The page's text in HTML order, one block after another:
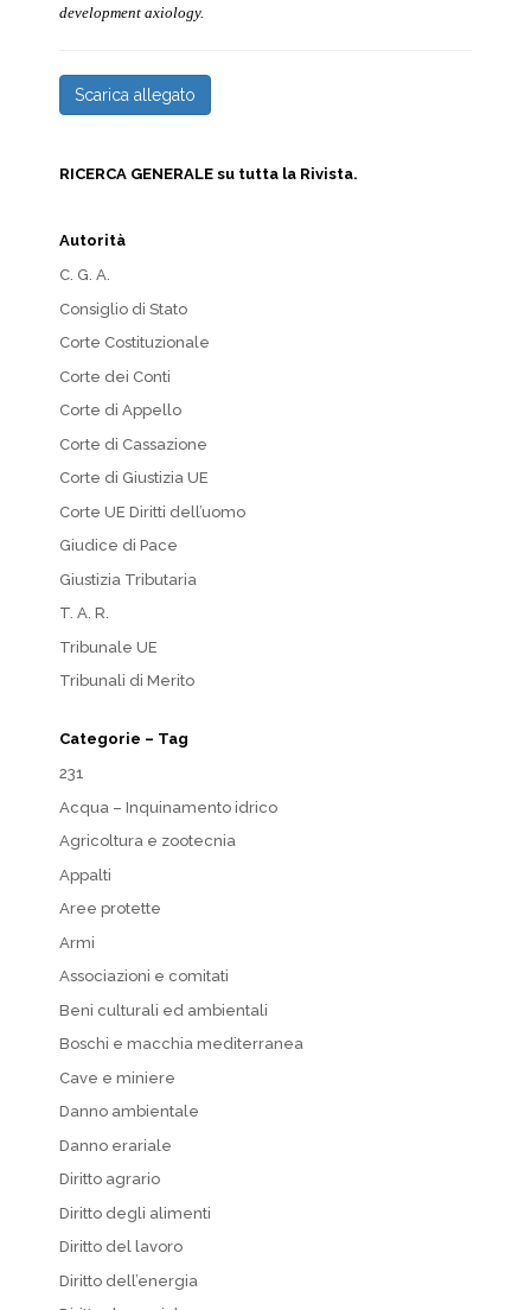
development axiology.
Scarica allegato
RICERCA GENERALE su tutta la Rivista.
Autorità
C. G. A.
Consiglio di Stato
Corte Costituzionale
Corte dei Conti
Corte di Appello
Corte di Cassazione
Corte di Giustizia UE
Corte UE Diritti dell’uomo
Giudice di Pace
Giustizia Tributaria
T. A. R.
Tribunale UE
Tribunali di Merito
Categorie – Tag
231
Acqua – Inquinamento idrico
Agricoltura e zootecnia
Appalti
Aree protette
Armi
Associazioni e comitati
Beni culturali ed ambientali
Boschi e macchia mediterranea
Cave e miniere
Danno ambientale
Danno erariale
Diritto agrario
Diritto degli alimenti
Diritto del lavoro
Diritto dell’energia